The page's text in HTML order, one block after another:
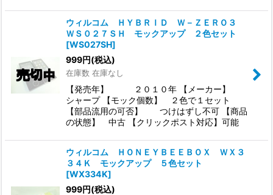
ウィルコム ＨＹＢＲＩＤ Ｗ－ＺＥＲＯ３
ＷＳ０２７ＳＨ モックアップ ２色セット
[WS027SH]
999円(税込)
在庫数 在庫なし
【発売年】 ２０１０年 【メーカー】
シャープ 【モック個数】 ２色で１セット
【部品流用の可否】 つけはずし不可 【商品
の状態】 中古 【クリックポスト対応】可能
ウィルコム ＨＯＮＥＹＢＥＥＢＯＸ ＷＸ３
３４Ｋ モックアップ ５色セット
[WX334K]
999円(税込)